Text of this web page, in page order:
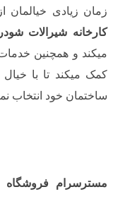
زمان زیادی
کارخانه شیرالات شودر
میکند و همچنین
کمک میکند تا با خیال
ساختمان خود انتخاب
مسترسرام